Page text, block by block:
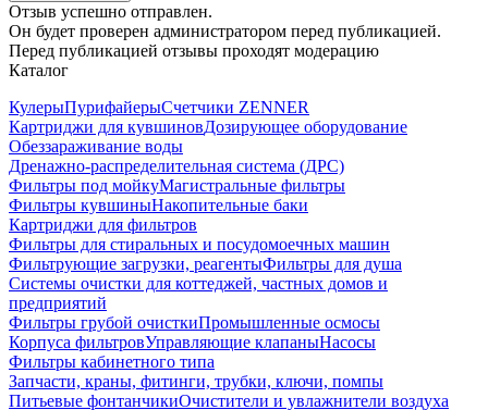
Отзыв успешно отправлен.
Он будет проверен администратором перед публикацией.
Перед публикацией отзывы проходят модерацию
Каталог
КулерыПурифайерыСчетчики ZENNER
Картриджи для кувшиновДозирующее оборудование
Обеззараживание воды
Дренажно-распределительная система (ДРС)
Фильтры под мойкуМагистральные фильтры
Фильтры кувшиныНакопительные баки
Картриджи для фильтров
Фильтры для стиральных и посудомоечных машин
Фильтрующие загрузки, реагентыФильтры для душа
Системы очистки для коттеджей, частных домов и
предприятий
Фильтры грубой очисткиПромышленные осмосы
Корпуса фильтровУправляющие клапаныНасосы
Фильтры кабинетного типа
Запчасти, краны, фитинги, трубки, ключи, помпы
Питьевые фонтанчикиОчистители и увлажнители воздуха